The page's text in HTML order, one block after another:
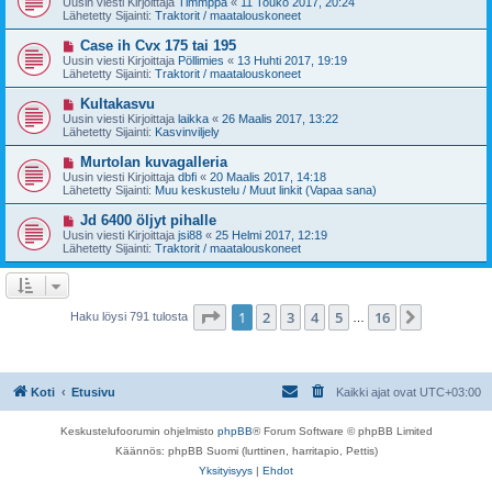
e
s
t
s
i
e
s
t
Lähetetty Sijainti: Traktorit / maatalouskoneet
U
u
s
i
v
e
s
t
Case ih Cvx 175 tai 195
Uusin viesti Kirjoittaja Pöllimies « 13 Huhti 2017, 19:19
Lähetetty Sijainti: Traktorit / maatalouskoneet
U
u
s
i
v
e
s
t
Kultakasvu
Uusin viesti Kirjoittaja laikka « 26 Maalis 2017, 13:22
Lähetetty Sijainti: Kasvinviljely
U
u
s
i
e
s
t
Murtolan kuvagalleria
Uusin viesti Kirjoittaja dbfi « 20 Maalis 2017, 14:18
Lähetetty Sijainti: Muu keskustelu / Muut linkit (Vapaa sana)
U
u
s
i
v
s
t
Jd 6400 öljyt pihalle
Uusin viesti Kirjoittaja jsi88 « 25 Helmi 2017, 12:19
Lähetetty Sijainti: Traktorit / maatalouskoneet
Haku löysi 791 tulosta Sivu /16
1 2 3 4 5 16
Koti Etusivu Kaikki ajat ovat UTC+03:00
Keskustelufoorumin ohjelmisto phpBB® Forum Software © phpBB Limited
Käännös: phpBB Suomi (lurttinen, harritapio, Pettis)
Yksityisyys | Ehdot